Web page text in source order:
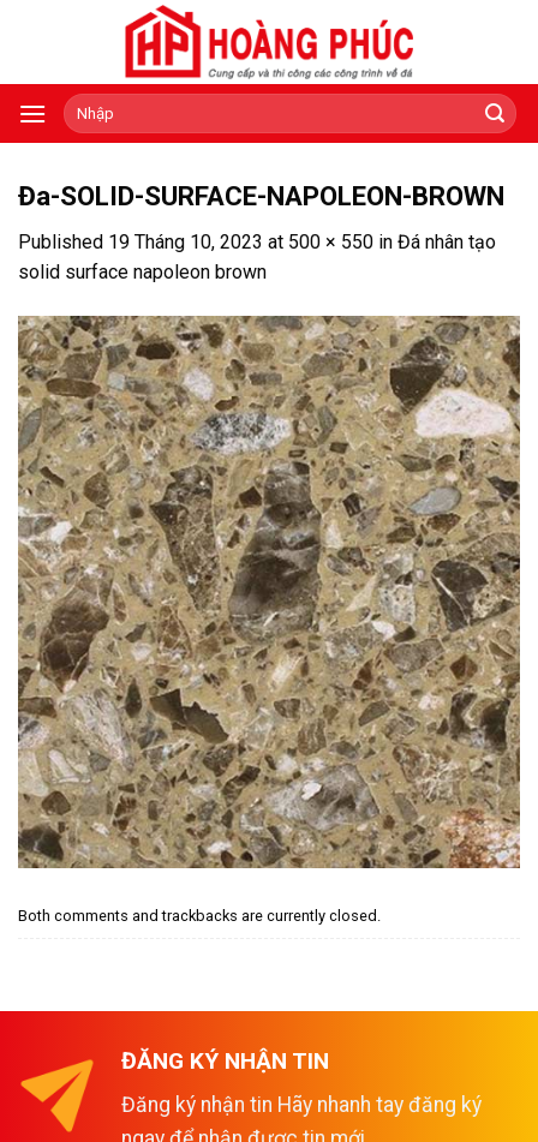
Tìm
kiếm:
Đa-SOLID-SURFACE-NAPOLEON-BROWN
Published 19 Tháng 10, 2023 at 500 × 550 in Đá nhân tạo
solid surface napoleon brown
Both comments and trackbacks are currently closed.
ĐĂNG KÝ NHẬN TIN
Đăng ký nhận tin Hãy nhanh tay đăng ký